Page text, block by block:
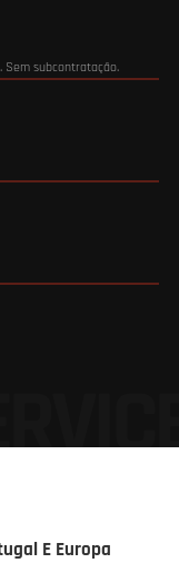
subcontratação.
E Europa